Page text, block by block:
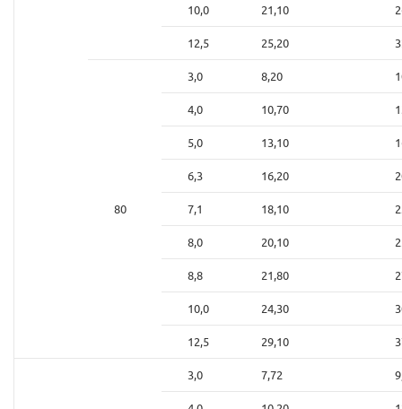
10,0 21,10
12,5 25,20
80
3,0 8,20
4,0 10,70
5,0 13,10
6,3 16,20
7,1 18,10
8,0 20,10
8,8 21,80
10,0 24,30
12,5 29,10
3,0 7,72